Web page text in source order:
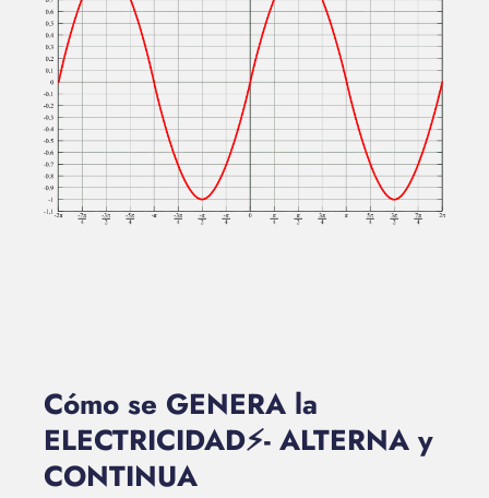
Cómo se GENERA la
ELECTRICIDAD⚡️- ALTERNA y
CONTINUA